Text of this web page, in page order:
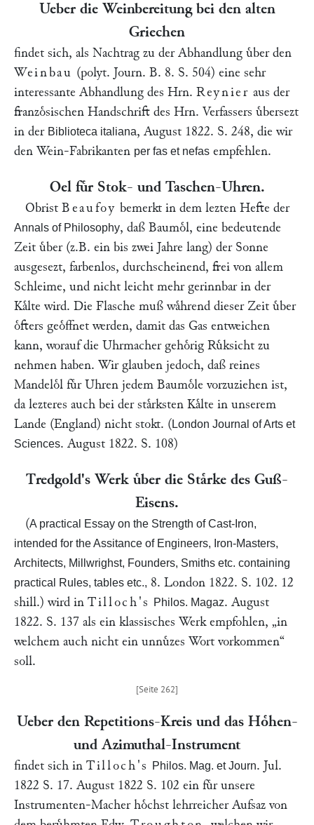
Ueber die Weinbereitung bei den alten
Griechen
findet sich, als Nachtrag zu der Abhandlung uͤber den
Weinbau (polyt. Journ. B. 8. S. 504) eine sehr
interessante Abhandlung des Hrn. Reynier aus der
franzoͤsischen Handschrift des Hrn. Verfassers uͤbersezt
in der Biblioteca italiana, August 1822. S. 248, die wir
den Wein-Fabrikanten per fas et nefas empfehlen.
Oel fuͤr Stok- und Taschen-Uhren.
Obrist Beaufoy bemerkt in dem lezten Hefte der
Annals of Philosophy, daß Baumoͤl, eine bedeutende
Zeit uͤber (z.B. ein bis zwei Jahre lang) der Sonne
ausgesezt, farbenlos, durchscheinend, frei von allem
Schleime, und nicht leicht mehr gerinnbar in der
Kaͤlte wird. Die Flasche muß waͤhrend dieser Zeit uͤber
oͤfters geoͤffnet werden, damit das Gas entweichen
kann, worauf die Uhrmacher gehoͤrig Ruͤksicht zu
nehmen haben. Wir glauben jedoch, daß reines
Mandeloͤl fuͤr Uhren jedem Baumoͤle vorzuziehen ist,
da lezteres auch bei der staͤrksten Kaͤlte in unserem
Lande (England) nicht stokt. (London Journal of Arts et
Sciences. August 1822. S. 108)
Tredgold's Werk uͤber die Staͤrke des Guß-
Eisens.
(A practical Essay on the Strength of Cast-Iron,
intended for the Assitance of Engineers, Iron-Masters,
Architects, Millwrighst, Founders, Smiths etc. containing
practical Rules, tables etc., 8. London 1822. S. 102. 12
shill.) wird in Tilloch's Philos. Magaz. August
1822. S. 137 als ein klassisches Werk empfohlen, „in
welchem auch nicht ein unnuͤzes Wort vorkommen“
soll.
Ueber den Repetitions-Kreis und das Hoͤhen-
und Azimuthal-Instrument
findet sich in Tilloch's Philos. Mag. et Journ. Jul.
1822 S. 17. August 1822 S. 102 ein fuͤr unsere
Instrumenten-Macher hoͤchst lehrreicher Aufsaz von